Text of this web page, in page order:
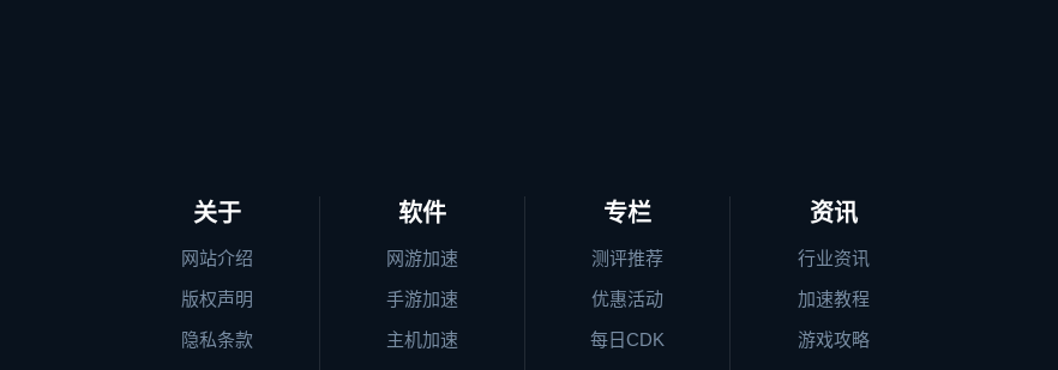
关于
网站介绍
版权声明
隐私条款
软件
网游加速
手游加速
主机加速
专栏
测评推荐
优惠活动
每日CDK
资讯
行业资讯
加速教程
游戏攻略